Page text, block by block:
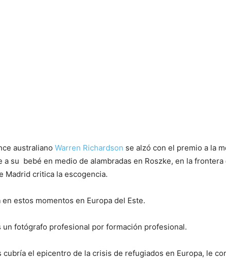
australiano Warren Richardson se alzó con el premio a la
a su bebé en medio de alambradas en Roszke, en la
Madrid critica la escogencia.
estos momentos en Europa del Este.
un fotógrafo profesional por formación profesional.
cubría el epicentro de la crisis de refugiados en Europa, le